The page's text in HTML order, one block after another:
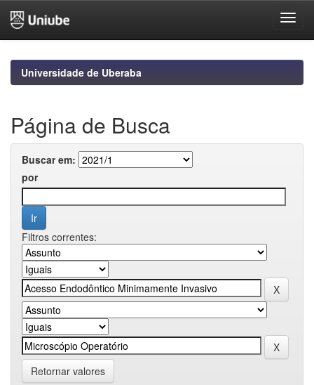
navigationUniversidade de Uberaba
Página de Busca
Buscar em:
por
Filtros correntes:
Retornar valores